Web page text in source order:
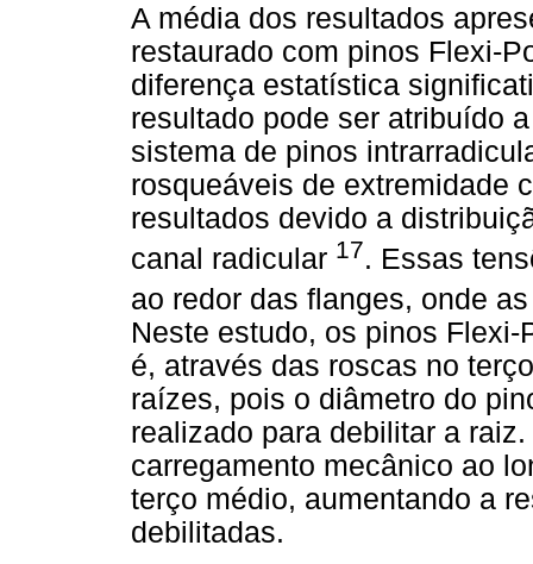
A média dos resultados
restaurado com pinos Flexi-
diferença estatística
resultado pode ser atribuído
sistema de pinos
rosqueáveis de extremidade
resultados devido a
canal radicular 17. Essas
ao redor das flanges, onde
Neste estudo, os pinos
é, através das roscas no
raízes, pois o diâmetro do
realizado para debilitar a
carregamento mecânico ao
terço médio, aumentando a
debilitadas.